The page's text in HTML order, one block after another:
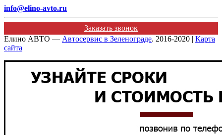
info@elino-avto.ru
Заказать звонок
Елино АВТО — Автосервис в Зеленограде. 2016-2020 | Карта
сайта